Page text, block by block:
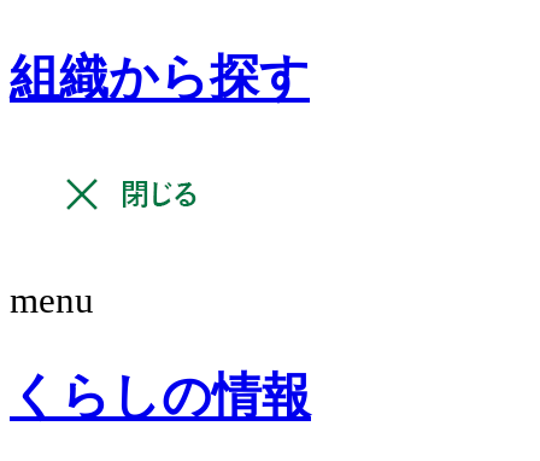
組織から探す
menu
くらしの情報